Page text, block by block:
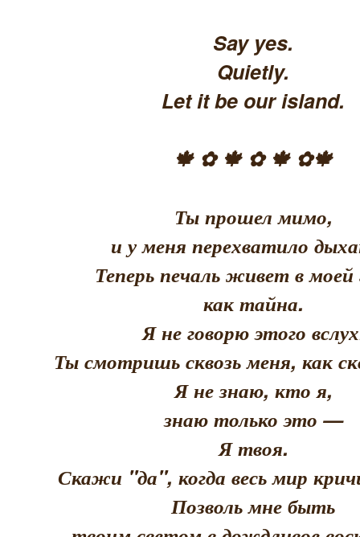
Say yes.
Quietly.
Let it be our island.
🍁 ✿ 🍁 ✿ 🍁 ✿🍁
Ты прошел мимо,
и у меня перехватило
Теперь печаль живет в моей
как тайна.
Я не говорю этого
Ты смотришь сквозь меня, как
Я не знаю, кто я,
знаю только это —
Я твоя.
Скажи "да", когда весь мир
Позволь мне быть